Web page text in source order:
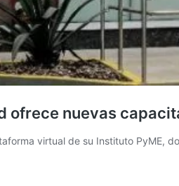
ofrece nuevas
virtual de su Instituto PyME,